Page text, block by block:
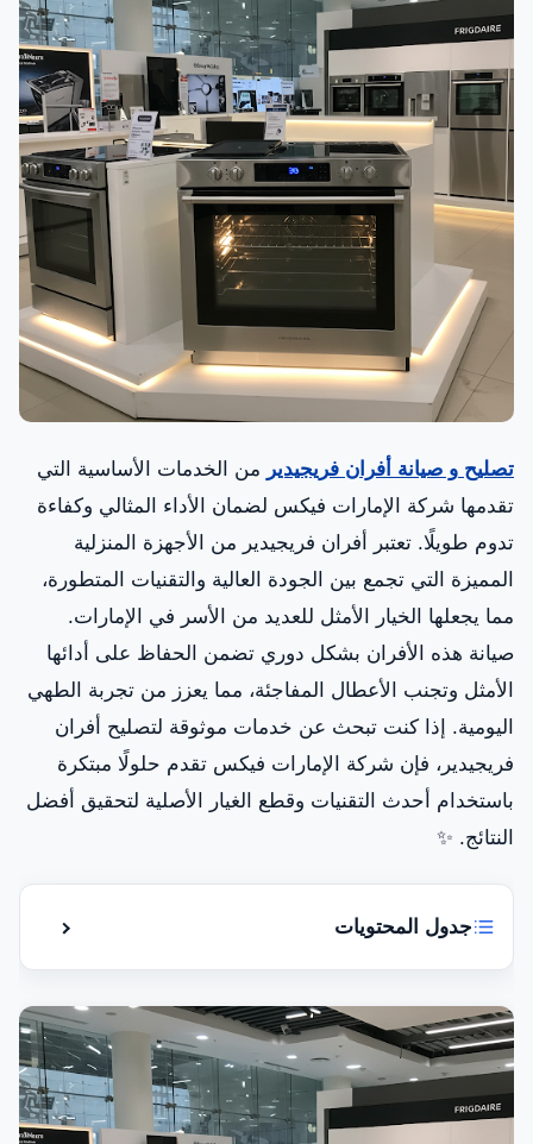
تصليح و صيانة أفران فريجيدير
من الخدمات الأساسية التي
تقدمها شركة الإمارات فيكس لضمان الأداء المثالي وكفاءة
تدوم طويلًا. تعتبر أفران فريجيدير من الأجهزة المنزلية
المميزة التي تجمع بين الجودة العالية والتقنيات المتطورة،
مما يجعلها الخيار الأمثل للعديد من الأسر في الإمارات.
صيانة هذه الأفران بشكل دوري تضمن الحفاظ على أدائها
الأمثل وتجنب الأعطال المفاجئة، مما يعزز من تجربة الطهي
اليومية. إذا كنت تبحث عن خدمات موثوقة لتصليح أفران
فريجيدير، فإن شركة الإمارات فيكس تقدم حلولًا مبتكرة
باستخدام أحدث التقنيات وقطع الغيار الأصلية لتحقيق أفضل
النتائج. ✨
جدول المحتويات إظهار أو
أعطال شائعة في أفران فريجيدير
خطوات تصليح الأفران
خدمات صيانة أفران فريجيدير في الإمارات
الوقاية والصيانة الدورية